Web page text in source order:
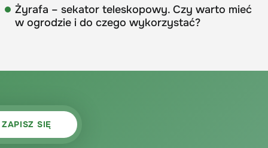
Żyrafa – sekator teleskopowy. Czy warto mieć
w ogrodzie i do czego wykorzystać?